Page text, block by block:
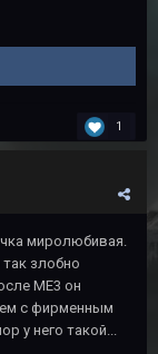
1
миролюбивая.
злобно
МЕ3 он
с фирменным
у него такой...